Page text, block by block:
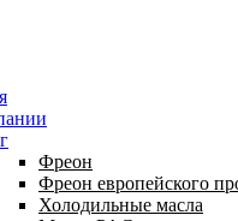
Фреон
Фреон европейского
Холодильные масла